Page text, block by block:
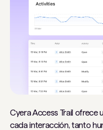
Cyera Access Trail ofrece
cada interacción, tanto